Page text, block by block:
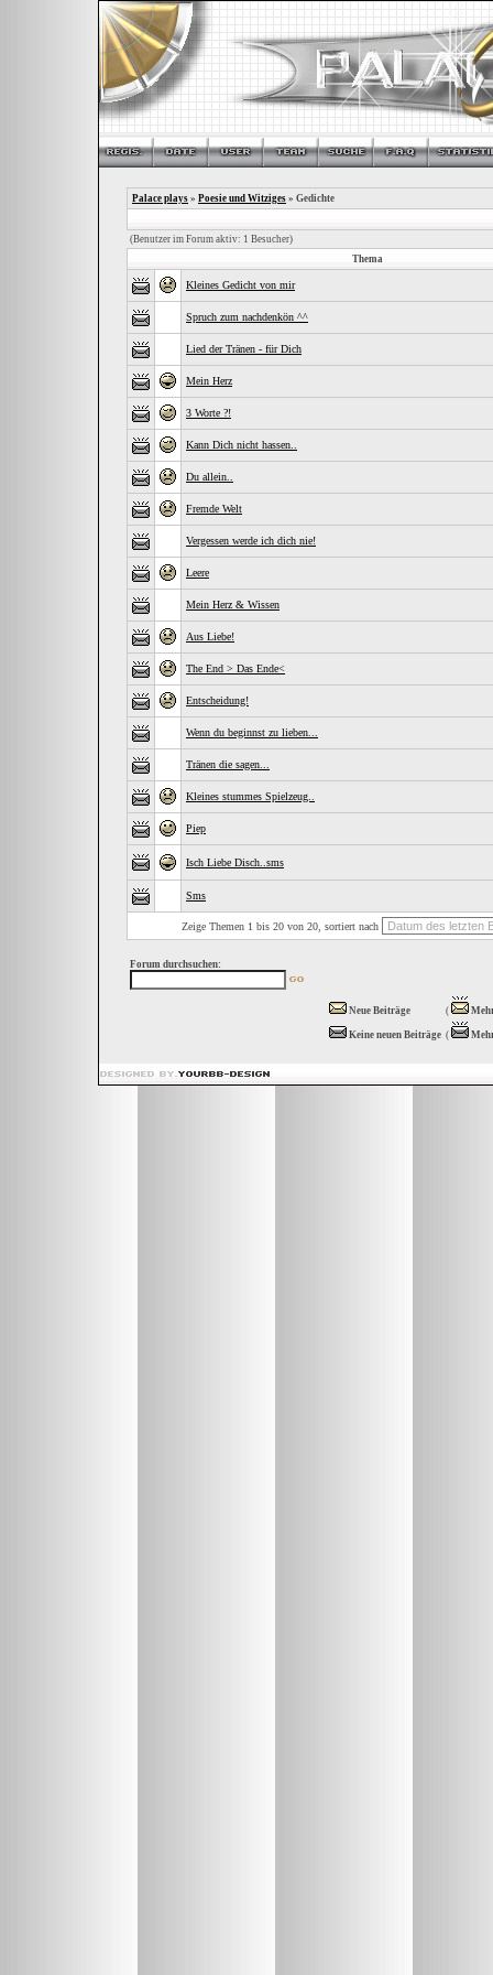
Palace plays » Poesie und Witziges » Gedichte
(Benutzer im Forum aktiv: 1 Besucher)
Thema
Kleines Gedicht von mir
Spruch zum nachdenkön ^^
Lied der Tränen - für Dich
Mein Herz
3 Worte ?!
Kann Dich nicht hassen..
Du allein..
Fremde Welt
Vergessen werde ich dich nie!
Leere
Mein Herz & Wissen
Aus Liebe!
The End > Das Ende<
Entscheidung!
Wenn du beginnst zu lieben...
Tränen die sagen...
Kleines stummes Spielzeug..
Piep
Isch Liebe Disch..sms
Sms
Zeige Themen 1 bis 20 von 20, sortiert nach
Forum durchsuchen:
Neue Beiträge (
Keine neuen Beiträge (